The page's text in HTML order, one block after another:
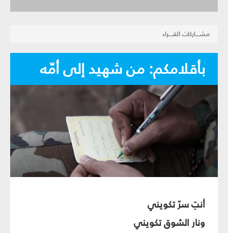
مشــــاركات القــــراء
بأقلامكم: من شهيد إلى أمّه
أنتِ سرّ تكويني
ونار الشوق تكويني